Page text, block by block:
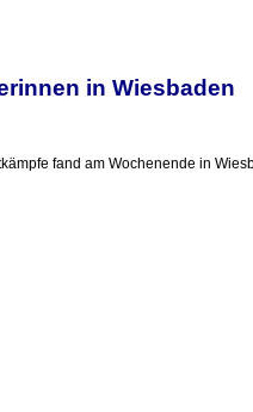
in Wiesbaden
fand am Wochenende in